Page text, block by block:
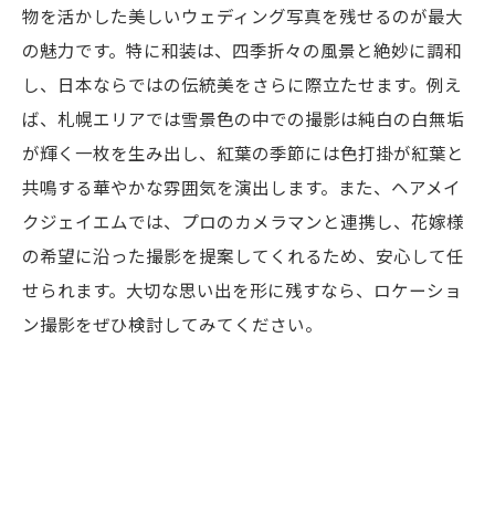
物を活かした美しいウェディング写真を残せるのが最大
の魅力です。特に和装は、四季折々の風景と絶妙に調和
し、日本ならではの伝統美をさらに際立たせます。例え
ば、札幌エリアでは雪景色の中での撮影は純白の白無垢
が輝く一枚を生み出し、紅葉の季節には色打掛が紅葉と
共鳴する華やかな雰囲気を演出します。また、ヘアメイ
クジェイエムでは、プロのカメラマンと連携し、花嫁様
の希望に沿った撮影を提案してくれるため、安心して任
せられます。大切な思い出を形に残すなら、ロケーショ
ン撮影をぜひ検討してみてください。